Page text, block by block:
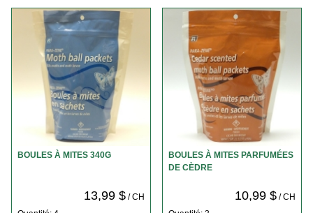
BOULES À MITES 340G
13,99 $/ CH
BOULES À MITES PARFUMÉES
DE CÈDRE
10,99 $/ CH